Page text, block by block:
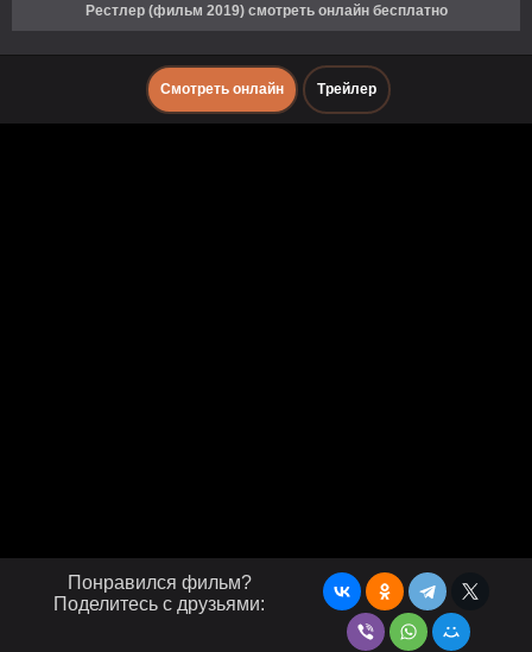
Рестлер (фильм 2019) смотреть онлайн бесплатно
Смотреть онлайн Трейлер
Понравился фильм?
Поделитесь с друзьями: